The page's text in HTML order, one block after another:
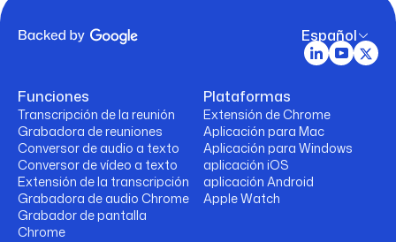
Español
Funciones
Transcripción de la reunión
Grabadora de reuniones
Conversor de audio a texto
Conversor de vídeo a texto
Extensión de la transcripción
Grabadora de audio Chrome
Grabador de pantalla
Chrome
Plataformas
Extensión de Chrome
Aplicación para Mac
Aplicación para Windows
aplicación iOS
aplicación Android
Apple Watch